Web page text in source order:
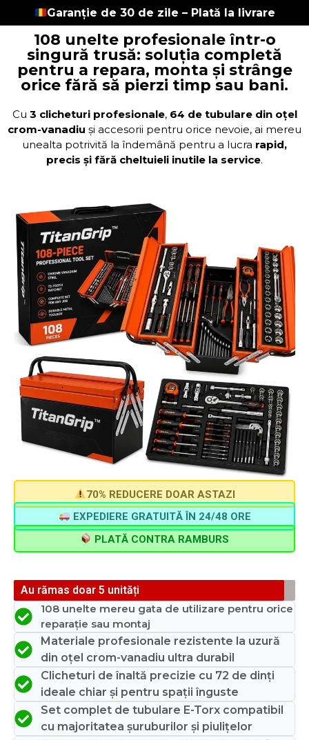
Garanție de 30 de zile – Plată la livrare
108 unelte profesionale într-o
singură trusă: soluția completă
pentru a repara, monta și strânge
orice fără să pierzi timp sau bani.
Cu 3 clicheturi profesionale, 64 de tubulare din oțel
crom-vanadiu și accesorii pentru orice nevoie, ai mereu
unealta potrivită la îndemână pentru a lucra rapid,
precis și fără cheltuieli inutile la service.
70% REDUCERE DOAR ASTAZI
EXPEDIERE GRATUITĂ ÎN 24/48 ORE
PLATĂ CONTRA RAMBURS
Au rămas doar 5 unități
108 unelte mereu gata de utilizare pentru orice
reparație sau montaj
Materiale profesionale rezistente la uzură
din oțel crom-vanadiu ultra durabil
Clicheturi de înaltă precizie cu 72 de dinți
ideale chiar și pentru spații înguste
Set complet de tubulare E-Torx compatibil
cu majoritatea șuruburilor și piulițelor